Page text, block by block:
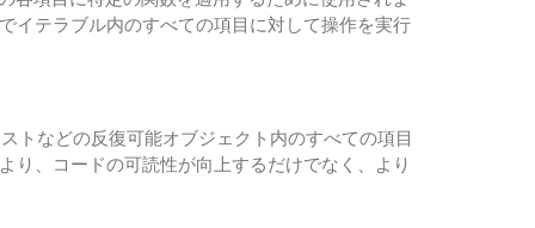
イテラブル内のすべての項目に対して操作を実行
トなどの反復可能オブジェクト内のすべての項目
り、コードの可読性が向上するだけでなく、より